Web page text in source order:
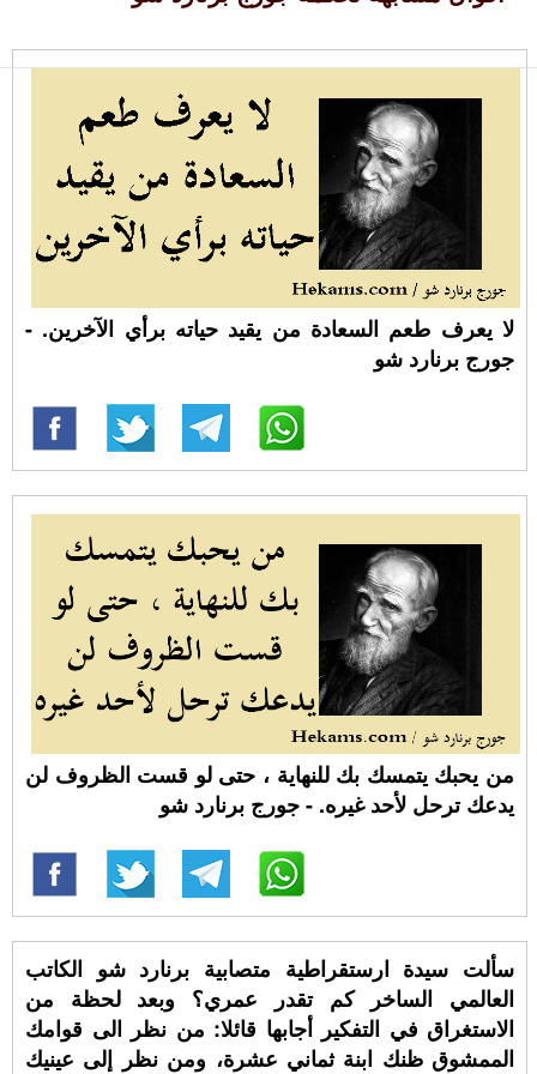
لا يعرف طعم السعادة من يقيد حياته برأي الآخرين. -
جورج برنارد شو
من يحبك يتمسك بك للنهاية ، حتى لو قست الظروف لن
يدعك ترحل لأحد غيره. - جورج برنارد شو
سألت سيدة ارستقراطية متصابية برنارد شو الكاتب
العالمي الساخر كم تقدر عمري؟ وبعد لحظة من
الاستغراق في التفكير أجابها قائلا: من نظر الى قوامك
الممشوق ظنك ابنة ثماني عشرة، ومن نظر إلى عينيك